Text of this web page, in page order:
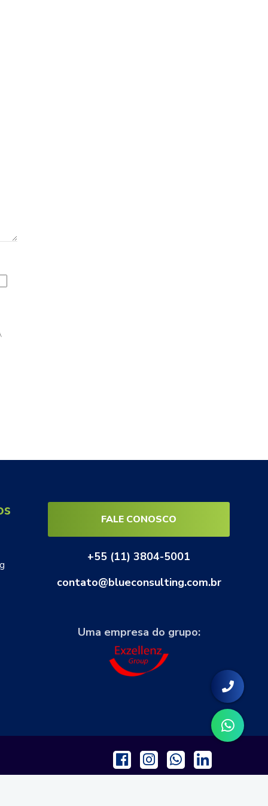
FALE CONOSCO
+55 (11) 3804-5001
contato@blueconsulting.com.br
Uma empresa do grupo: